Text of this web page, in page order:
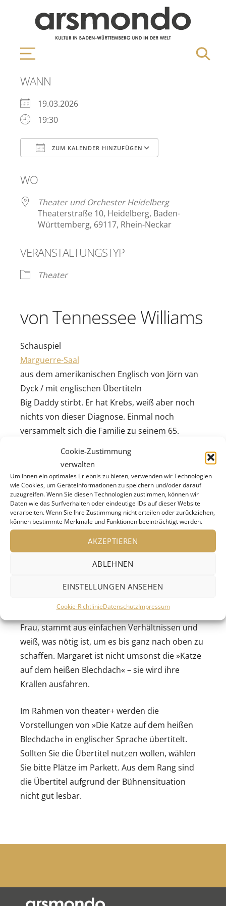
Cookie-Zustimmung
verwalten
Um Ihnen ein optimales Erlebnis zu bieten, verwenden wir Technologien
wie Cookies, um Geräteinformationen zu speichern und/oder darauf
zuzugreifen. Wenn Sie diesen Technologien zustimmen, können wir
Daten wie das Surfverhalten oder eindeutige IDs auf dieser Website
verarbeiten. Wenn Sie Ihre Zustimmung nicht erteilen oder zurückziehen,
können bestimmte Merkmale und Funktionen beeinträchtigt werden.
AKZEPTIEREN
ABLEHNEN
EINSTELLUNGEN ANSEHEN
Cookie-RichtlinieDatenschutzImpressum
WANN
19.03.2026
19:30
ZUM KALENDER HINZUFÜGEN
WO
Theater und Orchester Heidelberg
Theaterstraße 10, Heidelberg, Baden-
Württemberg, 69117, Rhein-Neckar
VERANSTALTUNGSTYP
Theater
von Tennessee Williams
Schauspiel
Marguerre-Saal
aus dem amerikanischen Englisch von Jörn van
Dyck / mit englischen Übertiteln
Big Daddy stirbt. Er hat Krebs, weiß aber noch
nichts von dieser Diagnose. Einmal noch
versammelt sich die Familie zu seinem 65.
Dabei ist der Kampf ums Erbe des väterlichen
Unternehmens hinter den Kulissen längst voll
entbrannt.
Die größten Chancen rechnet sich Gooper aus,
der älteste Sohn, ein erfolgreicher Anwalt. Doch
er muss feststellen, dass er immer noch im
daran denkt, Nachfolger des Vaters zu werden –
seinen Weltschmerz im Alkohol. Margaret, Bricks
Frau, stammt aus einfachen Verhältnissen und
weiß, was nötig ist, um es bis ganz nach oben zu
schaffen. Margaret ist nicht umsonst die »Katze
auf dem heißen Blechdach« – sie wird ihre
Krallen ausfahren.
Im Rahmen von theater+ werden die
Vorstellungen von »Die Katze auf dem heißen
Blechdach« in englischer Sprache übertitelt.
Sollten Sie die Übertitel nutzen wollen, wählen
Sie bitte Plätze im Parkett. Aus dem Rang sind
die Übertitel aufgrund der Bühnensituation
nicht gut lesbar.